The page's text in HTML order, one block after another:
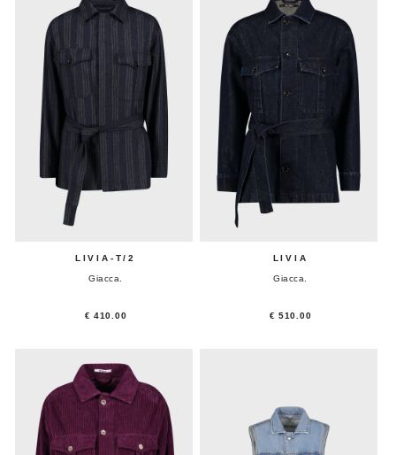
LIVIA-T/2
Giacca.
€ 410.00
LIVIA
Giacca.
€ 510.00